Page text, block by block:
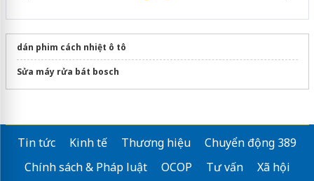
dán phim cách nhiệt ô tô
Sửa máy rửa bát bosch
Tin tức Kinh tế Thương hiệu
Chuyển động 389
Chính sách & Pháp luật
OCOP Tư vấn
Xã hội